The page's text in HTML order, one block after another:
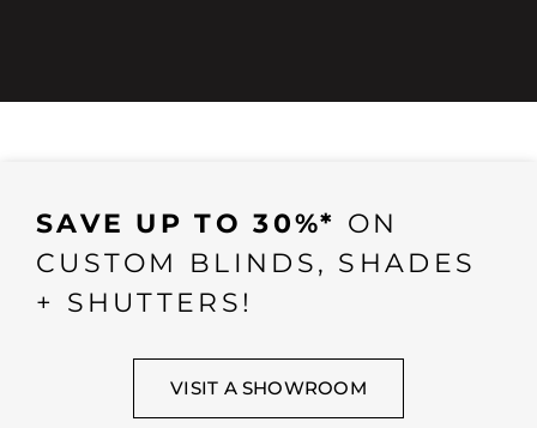
SAVE UP TO 30%* ON
CUSTOM BLINDS, SHADES
+ SHUTTERS!
VISIT A SHOWROOM